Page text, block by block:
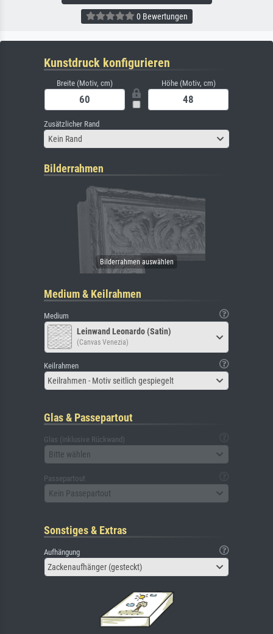
0 Bewertungen
Kunstdruck konfigurieren
Breite (Motiv, cm) Höhe (Motiv, cm)
Zusätzlicher Rand
Kein Rand
Bilderrahmen
Medium & Keilrahmen
Medium
Leinwand Leonardo (Satin)
(Canvas Venezia)
Keilrahmen
Keilrahmen - Motiv seitlich gespiegelt
Glas & Passepartout
Glas (inklusive Rückwand)
Bitte wählen
Passepartout
Kein Passepartout
Sonstiges & Extras
Aufhängung
Zackenaufhänger (gesteckt)